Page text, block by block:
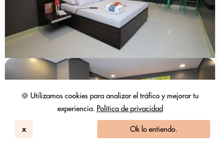
🍪 Utilizamos cookies para analizar el tráfico y mejorar tu
experiencia. Política de privacidad
x Ok lo entiendo.